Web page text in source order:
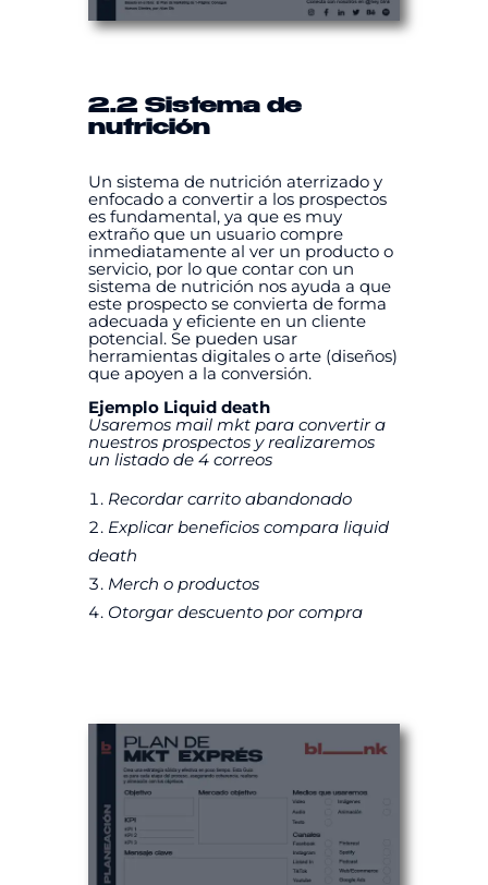
2.2 Sistema de
nutrición
Un sistema de nutrición aterrizado y
enfocado a convertir a los prospectos
es fundamental, ya que es muy
extraño que un usuario compre
inmediatamente al ver un producto o
servicio, por lo que contar con un
sistema de nutrición nos ayuda a que
este prospecto se convierta de forma
adecuada y eficiente en un cliente
potencial. Se pueden usar
herramientas digitales o arte (diseños)
que apoyen a la conversión.
Ejemplo Liquid death
Usaremos mail mkt para convertir a
nuestros prospectos y realizaremos
un listado de 4 correos
Recordar carrito abandonado
Explicar beneficios compara liquid
death
Merch o productos
Otorgar descuento por compra